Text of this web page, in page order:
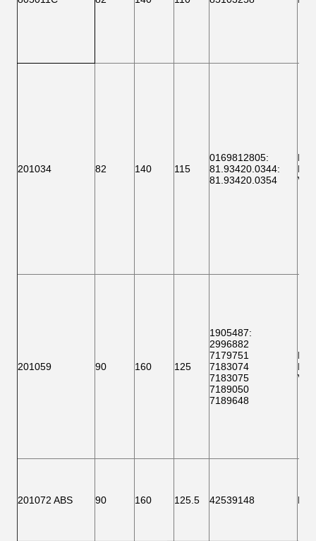
201034 82 140 115
0169812805:
81.93420.0344:
81.93420.0354
F
201059 90 160 125
1905487:
2996882
7179751
7183074
7183075
7189050
7189648
201072 ABS 90 160 125.5 42539148 F